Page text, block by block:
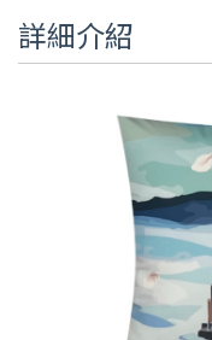
詳細介紹